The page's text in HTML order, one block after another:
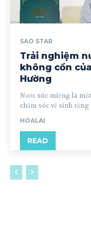
SAO STAR
Trải nghiệm
không cồn
Hường
Nước súc miệng là
chăm sóc vệ sinh răng
HOALAI
READ